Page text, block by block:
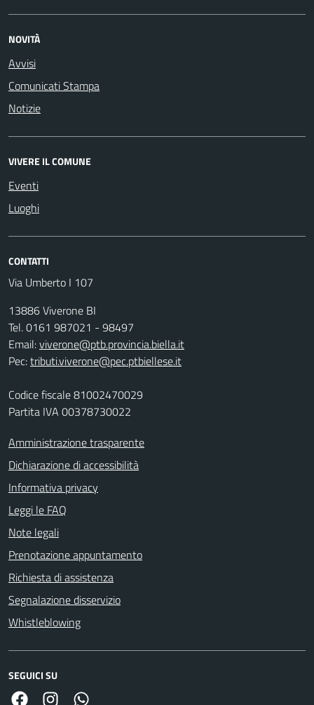
NOVITÀ
Avvisi
Comunicati Stampa
Notizie
VIVERE IL COMUNE
Eventi
Luoghi
CONTATTI
Via Umberto I 107
13886 Viverone BI
Tel. 0161 987021 - 98497
Email:viverone@ptb.provincia.biella.it
Pec:tributi.viverone@pec.ptbiellese.it
Codice fiscale 81002470029
Partita IVA 00378730022
Amministrazione trasparente
Dichiarazione di accessibilità
Informativa privacy
Leggi le FAQ
Note legali
Prenotazione appuntamento
Richiesta di assistenza
Segnalazione disservizio
Whistleblowing
SEGUICI SU
Facebook Link Instagram